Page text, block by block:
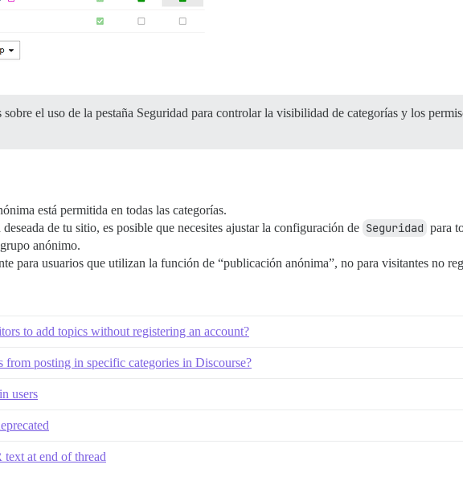
sobre el uso de la pestaña Seguridad para controlar la visibilidad de categorías y los
está permitida en todas las categorías.
de tu sitio, es posible que necesites ajustar la configuración de Seguridad para
anónimo.
para usuarios que utilizan la función de “publicación anónima”, no para visitantes no
to add topics without registering an account?
from posting in specific categories in Discourse?
users
at end of thread